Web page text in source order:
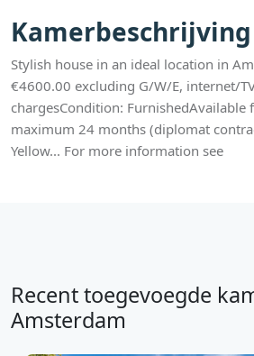
Kamerbeschrijving
Stylish house in an ideal location in
€4600.00 excluding G/W/E, internet/
chargesCondition: FurnishedAvailable
maximum 24 months (diplomat
Yellow... For more information see
Recent toegevoegde
Amsterdam